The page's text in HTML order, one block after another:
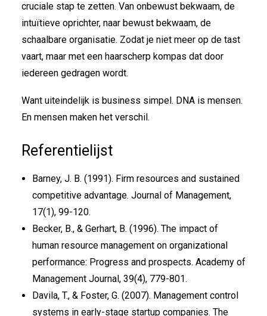
cruciale stap te zetten. Van onbewust bekwaam, de
intuïtieve oprichter, naar bewust bekwaam, de
schaalbare organisatie. Zodat je niet meer op de tast
vaart, maar met een haarscherp kompas dat door
iedereen gedragen wordt.
Want uiteindelijk is business simpel. DNA is mensen.
En mensen maken het verschil.
Referentielijst
Barney, J. B. (1991). Firm resources and sustained
competitive advantage. Journal of Management,
17(1), 99-120.
Becker, B., & Gerhart, B. (1996). The impact of
human resource management on organizational
performance: Progress and prospects. Academy of
Management Journal, 39(4), 779-801.
Davila, T., & Foster, G. (2007). Management control
systems in early-stage startup companies. The